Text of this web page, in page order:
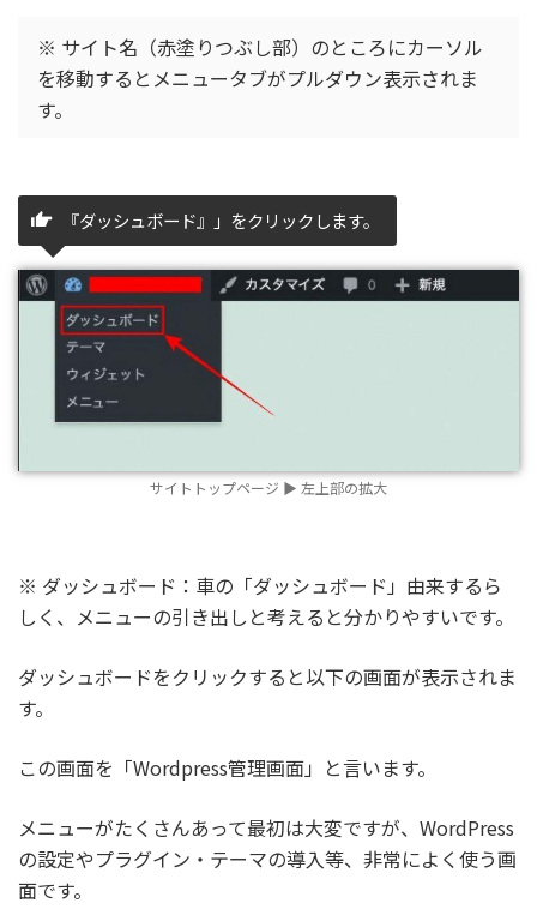
※ サイト名（赤塗りつぶし部）のところにカーソル
を移動するとメニュータブがプルダウン表示されま
す。
『ダッシュボード』」をクリックします。
サイトトップページ ▶︎ 左上部の拡大
※ ダッシュボード：車の「ダッシュボード」由来するら
しく、メニューの引き出しと考えると分かりやすいです。
ダッシュボードをクリックすると以下の画面が表示されま
す。
この画面を「Wordpress管理画面」と言います。
メニューがたくさんあって最初は大変ですが、WordPress
の設定やプラグイン・テーマの導入等、非常によく使う画
面です。